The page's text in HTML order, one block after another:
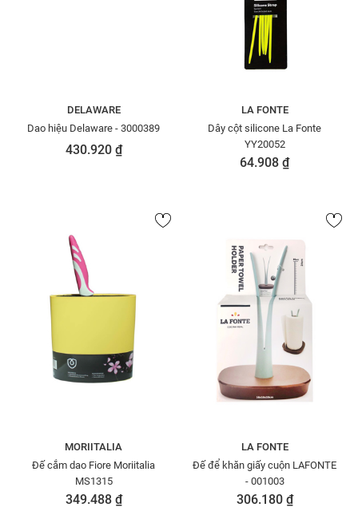
DELAWARE
Dao hiệu Delaware - 3000389
430.920 ₫
LA FONTE
Dây cột silicone La Fonte
YY20052
64.908 ₫
MORIITALIA
Đế cắm dao Fiore Moriitalia
MS1315
349.488 ₫
LA FONTE
Đế để khăn giấy cuộn LAFONTE
- 001003
306.180 ₫